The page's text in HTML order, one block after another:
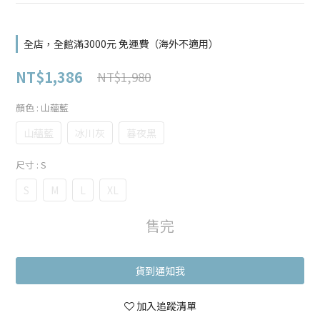
全店，全館滿3000元 免運費（海外不適用）
NT$1,386 NT$1,980
顏色 : 山蘊藍
山蘊藍 冰川灰 暮夜黑
尺寸 : S
S M L XL
售完
貨到通知我
加入追蹤清單